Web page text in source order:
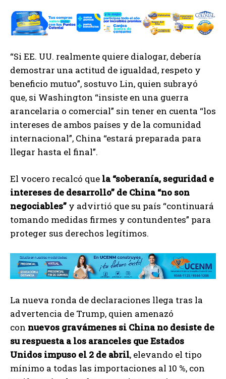
“Si EE. UU. realmente quiere dialogar, debería
demostrar una actitud de igualdad, respeto y
beneficio mutuo”, sostuvo Lin, quien subrayó
que, si Washington “insiste en una guerra
arancelaria o comercial” sin tener en cuenta “los
intereses de ambos países y de la comunidad
internacional”, China “estará preparada para
llegar hasta el final”.
El vocero recalcó que la “soberanía, seguridad e
intereses de desarrollo” de China “no son
negociables” y advirtió que su país “continuará
tomando medidas firmes y contundentes” para
proteger sus derechos legítimos.
La nueva ronda de declaraciones llega tras la
advertencia de Trump, quien amenazó
con nuevos gravámenes si China no desiste de
su respuesta a los aranceles que Estados
Unidos impuso el 2 de abril, elevando el tipo
mínimo a todas las importaciones al 10 %, con